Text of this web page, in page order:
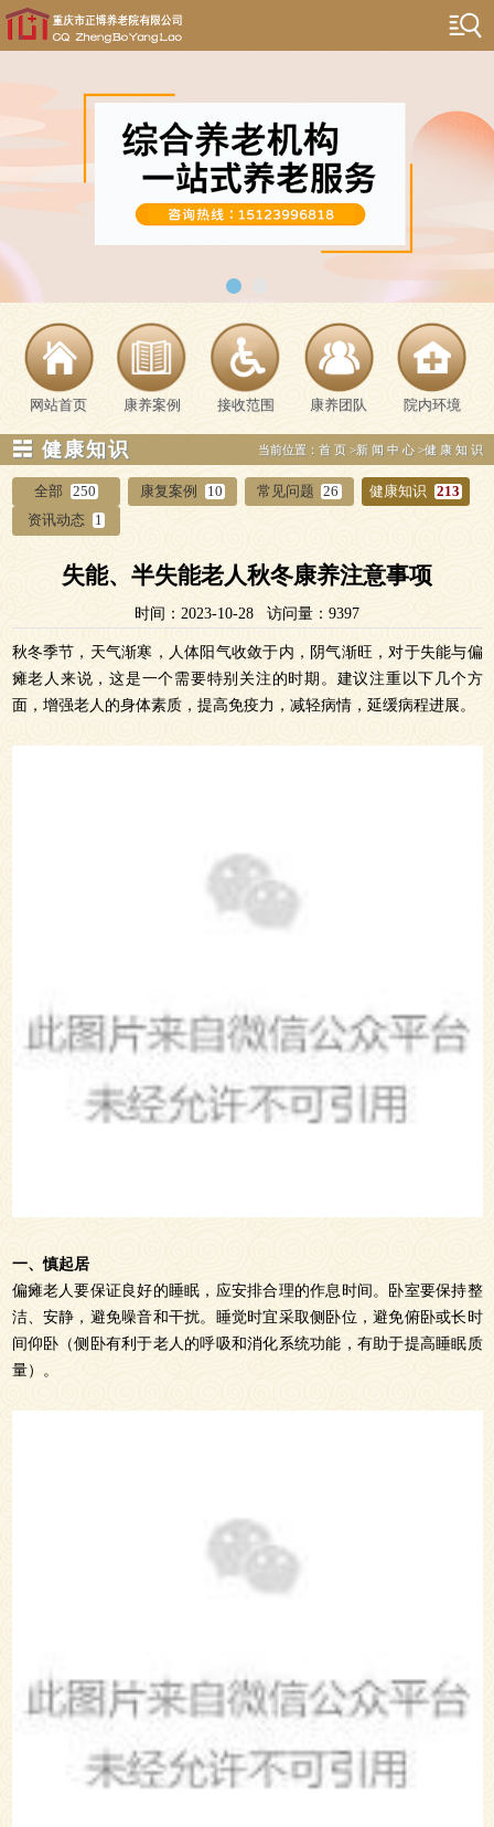
网站首页 康养案例 接收范围 康养团队 院内环境
☵ 健康知识 当前位置： 首页 >新闻中心>健康知识
全部 250 康复案例 10 常见问题 26 健康知识
213
资讯动态
1
失能、半失能老人秋冬康养注意事项
时间：2023-10-28 访问量：9397
秋冬季节，天气渐寒，人体阳气收敛于内，阴气渐旺，对于失能与偏
瘫老人来说，这是一个需要特别关注的时期。建议注重以下几个方
面，增强老人的身体素质，提高免疫力，减轻病情，延缓病程进展。
一、慎起居
偏瘫老人要保证良好的睡眠，应安排合理的作息时间。卧室要保持整
洁、安静，避免噪音和干扰。睡觉时宜采取侧卧位，避免俯卧或长时
间仰卧（侧卧有利于老人的呼吸和消化系统功能，有助于提高睡眠质
量）。